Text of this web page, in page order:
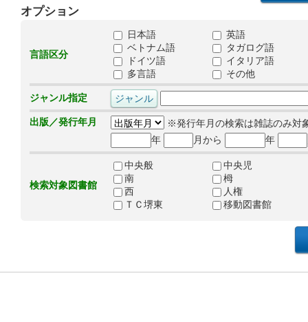
オプション
言語区分
日本語
英語
ベトナム語
タガログ語
ドイツ語
イタリア語
多言語
その他
ジャンル指定
出版／発行年月
※発行年月の検索は雑誌のみ対
年
月から 年
検索対象図書館
中央般
中央児
南
栂
西
人権
ＴＣ堺東
移動図書館